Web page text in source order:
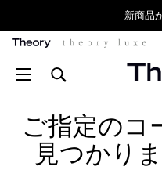
新商品
ご指定のコ
見つかり